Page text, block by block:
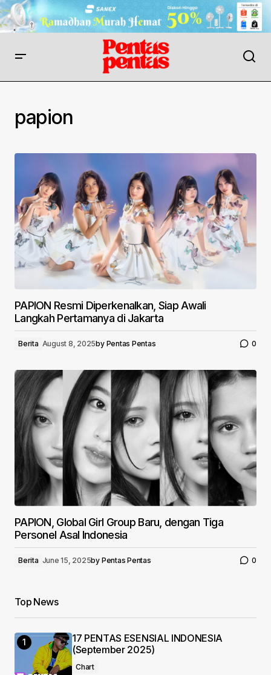
papion
PAPION Resmi Diperkenalkan, Siap Awali
Langkah Pertamanya di Jakarta
Berita August 8, 2025by Pentas Pentas 0
PAPION, Global Girl Group Baru, dengan Tiga
Personel Asal Indonesia
Berita June 15, 2025by Pentas Pentas 0
Top News
17 PENTAS ESENSIAL INDONESIA
(September 2025)
Chart